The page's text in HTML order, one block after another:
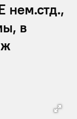
нем.стд.,
в